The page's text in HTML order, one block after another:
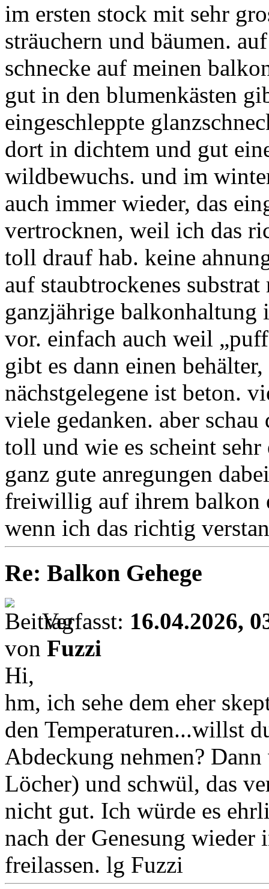
im ersten stock mit sehr
sträuchern und bäumen.
schnecke auf meinen
gut in den blumenkästen
eingeschleppte
dort in dichtem und gut
wildbewuchs. und im
auch immer wieder, das
vertrocknen, weil ich das
toll drauf hab. keine
auf staubtrockenes
ganzjährige
vor. einfach auch weil
gibt es dann einen
nächstgelegene ist beton.
viele gedanken. aber
toll und wie es scheint
ganz gute anregungen
freiwillig auf ihrem balkon
wenn ich das richtig
Re: Balkon Gehege
Verfasst: 16.04.2026,
von Fuzzi
Hi,
hm, ich sehe dem eher
den Temperaturen...willst
Abdeckung nehmen?
Löcher) und schwül, das
nicht gut. Ich würde es
nach der Genesung
freilassen. lg Fuzzi